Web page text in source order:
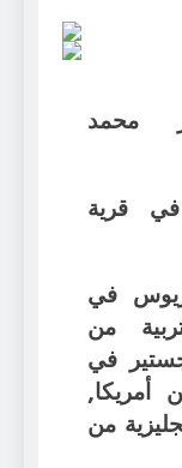
محمد
عام 1953 في قرية
في
من
في
أمريكا,
من